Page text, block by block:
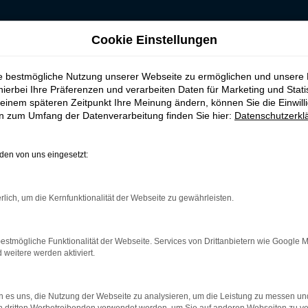
sicher das passende Fahrzeug für Sie. Der Vorteil dieses
herausragende Ausstattung und eine enorme Effizienz
sowie als Gebraucht- oder Jahreswagen. Entsprechend
Sie gerne und stehen Ihnen für all Ihre Fragen Rede und
Network Error
Cookie Einstellungen
bestmögliche Nutzung unserer Webseite zu ermöglichen und unsere
Ihre Präferenzen und verarbeiten Daten für Marketing und
späteren Zeitpunkt Ihre Meinung ändern, können Sie die
zum Umfang der Datenverarbeitung finden Sie hier:
von uns eingesetzt:
um die Kernfunktionalität der Webseite zu gewährleisten.
Funktionalität der Webseite. Services von Drittanbietern wie Google
weitere werden aktiviert.
es uns, die Nutzung der Webseite zu analysieren, um die Leistung zu messen